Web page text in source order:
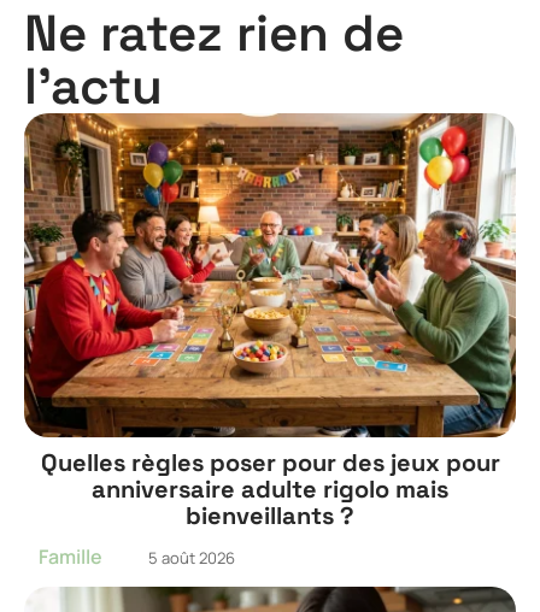
Ne ratez rien de
l'actu
Quelles règles poser pour des jeux pour
anniversaire adulte rigolo mais
bienveillants ?
Famille 5 août 2026